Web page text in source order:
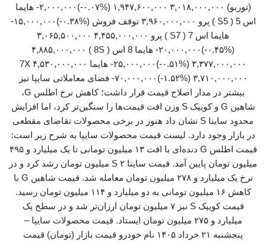
(توربو) ۳,۰۱۸,۰۰۰,۰۰۰ ۱,۹۴۷,۶۰۰,۰۰۰ (‎-۰.۰۷%‏)‎-۲,۰۰۰,۰۰۰‏ هایما
هایما اس 7 ( S7 ) پرو ۴,۴۵۵,۰۰۰,۰۰۰ ۳,۰۶۵,۵۰۰,۰۰۰
(‎-۰.۴۵%‏)‎-۲۰,۰۰۰,۰۰۰‏ هایما 8 اس ( 8S ) ۴,۸۸۵,۰۰۰,۰۰۰
۳,۳۷۷,۰۰۰,۰۰۰ (‎-۰.۵۱%‏)‎-۲۵,۰۰۰,۰۰۰‏ هایما 7X ۴,۵۳۰,۰۰۰,۰۰۰
۳,۷۱۰,۰۰۰,۰۰۰ (‎-۱.۵۲%‏)‎-۷۰,۰۰۰,۰۰۰‏ فضای معاملاتی سایپا نیز
بیشتر در مدار اصلاح قیمت قرار داشت؛ کاهش نرخ اطلس G،
شاهین G و کوییک S وزن افت قیمت‌ها را سنگین‌تر کرد، اما افزایش
محدود ساینا S نشان داد هنوز در برخی محصولات تقاضای مقطعی
در بازار وجود دارد. لیست قیمت محصولات سایپا به شرح زیر است:
قیمت اطلس G دنده‌ای با افت ۱۳ میلیون تومانی تا یک میلیارد و ۴۹۵
میلیون تومان پایین آمد. قیمت ساینا S ۲ میلیون تومان رشد کرد و در
نرخ یک میلیارد و ۲۷۸ میلیون تومان معامله شد. قیمت شاهین G با
کاهش ۱۶ میلیون تومانی به دو میلیارد و ۱۱۴ میلیون تومان رسید.
قیمت کوییک S نیز ۷ میلیون تومان ارزان‌تر شد و در سطح یک
میلیارد و ۲۷۵ میلیون تومان ایستاد. قیمت محصولات سایپا –
پنجشنبه ۲۱ خرداد ۱۴۰۵ نام خودرو قیمت بازار (تومان) قیمت